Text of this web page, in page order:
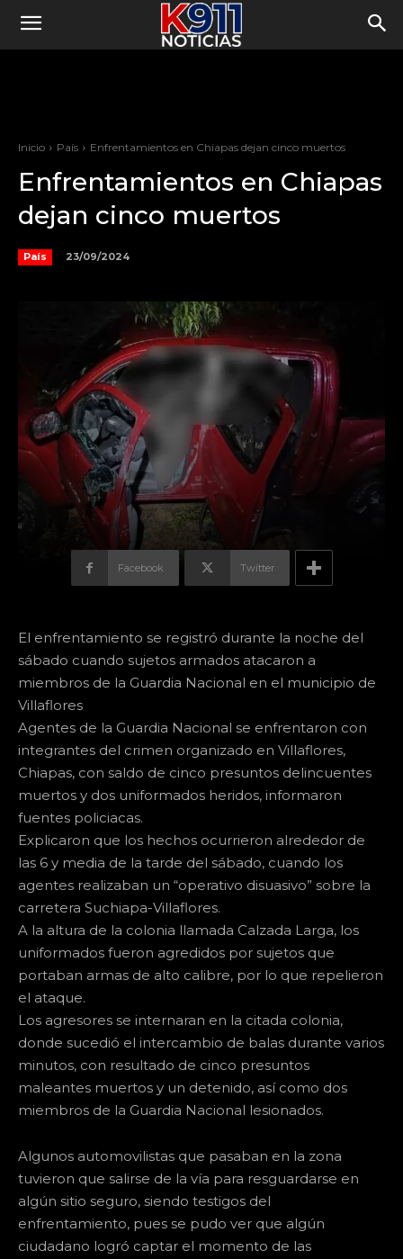
Inicio País Enfrentamientos en Chiapas dejan cinco muertos
Enfrentamientos en Chiapas
dejan cinco muertos
País 23/09/2024
Facebook Twitter
El enfrentamiento se registró durante la noche del
sábado cuando sujetos armados atacaron a
miembros de la Guardia Nacional en el municipio de
Villaflores
Agentes de la Guardia Nacional se enfrentaron con
integrantes del crimen organizado en Villaflores,
Chiapas, con saldo de cinco presuntos delincuentes
muertos y dos uniformados heridos, informaron
fuentes policiacas.
Explicaron que los hechos ocurrieron alrededor de
las 6 y media de la tarde del sábado, cuando los
agentes realizaban un “operativo disuasivo” sobre la
carretera Suchiapa-Villaflores.
A la altura de la colonia llamada Calzada Larga, los
uniformados fueron agredidos por sujetos que
portaban armas de alto calibre, por lo que repelieron
el ataque.
Los agresores se internaran en la citada colonia,
donde sucedió el intercambio de balas durante varios
minutos, con resultado de cinco presuntos
maleantes muertos y un detenido, así como dos
miembros de la Guardia Nacional lesionados.
Algunos automovilistas que pasaban en la zona
tuvieron que salirse de la vía para resguardarse en
algún sitio seguro, siendo testigos del
enfrentamiento, pues se pudo ver que algún
ciudadano logró captar el momento de las